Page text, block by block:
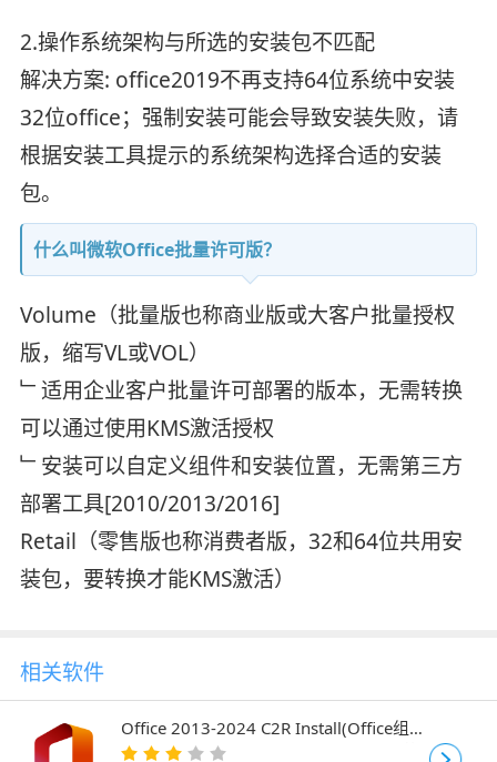
2.操作系统架构与所选的安装包不匹配
解决方案: office2019不再支持64位系统中安装
32位office；强制安装可能会导致安装失败，请
根据安装工具提示的系统架构选择合适的安装
包。
什么叫微软Office批量许可版？
Volume（批量版也称商业版或大客户批量授权
版，缩写VL或VOL）
﹂适用企业客户批量许可部署的版本，无需转换
可以通过使用KMS激活授权
﹂安装可以自定义组件和安装位置，无需第三方
部署工具[2010/2013/2016]
Retail（零售版也称消费者版，32和64位共用安
装包，要转换才能KMS激活）
相关软件
Office 2013-2024 C2R Install(Office组件
自定义下载激活工具) v7.7.7.7 r27 中/英